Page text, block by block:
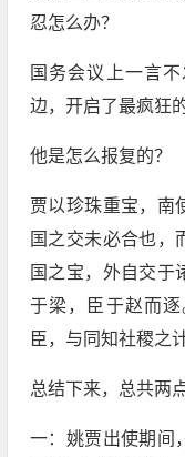
忍怎么办？
国务会议上一言
边，开启了最疯狂
他是怎么报复的？
贾以珍珠重宝，南
国之交未必合也，
国之宝，外自交于
于梁，臣于赵而
臣，与同知社稷之
总结下来，总共两点
一：姚贾出使期间